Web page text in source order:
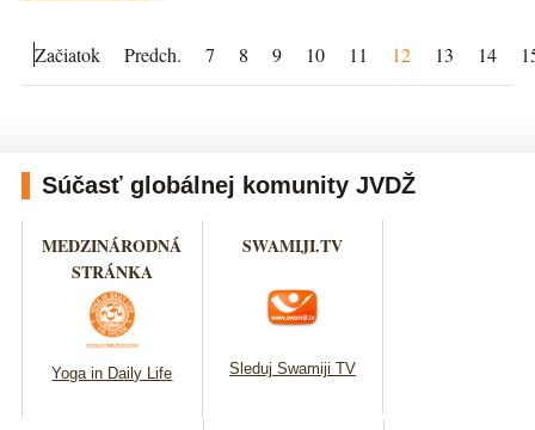
Začiatok Predch. 7 8 9 10 11 12 13 14
Súčasť globálnej komunity JVDŽ
MEDZINÁRODNÁ
STRÁNKA
Yoga in Daily Life
SWAMIJI.TV
Sleduj Swamiji TV